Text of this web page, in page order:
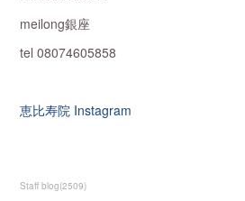
meilong銀座
tel 08074605858
恵比寿院 Instagram
Staff blog(2509)